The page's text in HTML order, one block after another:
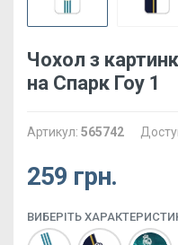
Чохол з
на Спарк Гоу 1
Артикул: 565742
259 грн.
ВИБЕРІТЬ